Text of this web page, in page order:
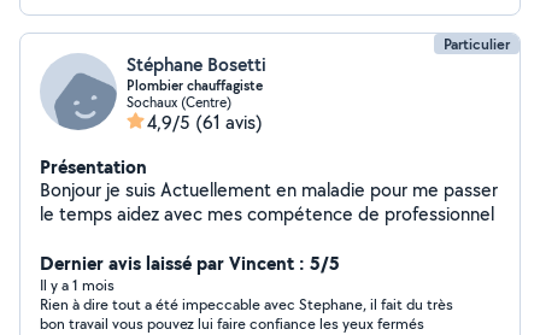
Particulier
Stéphane Bosetti
Plombier chauffagiste
Sochaux (Centre)
4,9/5 (61 avis)
Présentation
Bonjour je suis Actuellement en maladie pour me passer
le temps aidez avec mes compétence de professionnel
Dernier avis laissé par Vincent : 5/5
Il y a 1 mois
Rien à dire tout a été impeccable avec Stephane, il fait du très
bon travail vous pouvez lui faire confiance les yeux fermés